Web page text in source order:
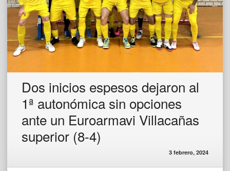
Dos inicios espesos dejaron al
1ª autonómica sin opciones
ante un Euroarmavi Villacañas
superior (8-4)
3 febrero, 2024